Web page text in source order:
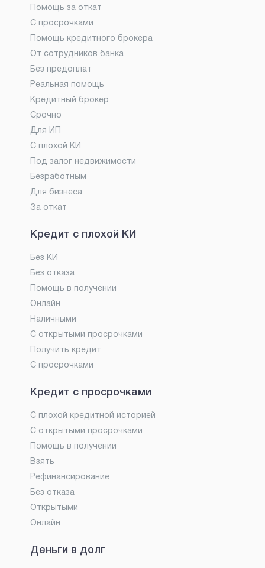
Помощь за откат
С просрочками
Помощь кредитного брокера
От сотрудников банка
Без предоплат
Реальная помощь
Кредитный брокер
Срочно
Для ИП
С плохой КИ
Под залог недвижимости
Безработным
Для бизнеса
За откат
Кредит с плохой КИ
Без КИ
Без отказа
Помощь в получении
Онлайн
Наличными
С открытыми просрочками
Получить кредит
С просрочками
Кредит с просрочками
С плохой кредитной историей
С открытыми просрочками
Помощь в получении
Взять
Рефинансирование
Без отказа
Открытыми
Онлайн
Деньги в долг